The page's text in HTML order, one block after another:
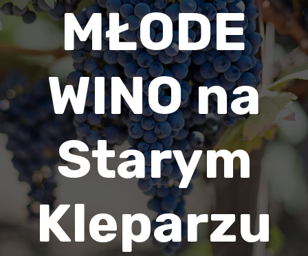
MŁODE
WINO na
Starym
Kleparzu